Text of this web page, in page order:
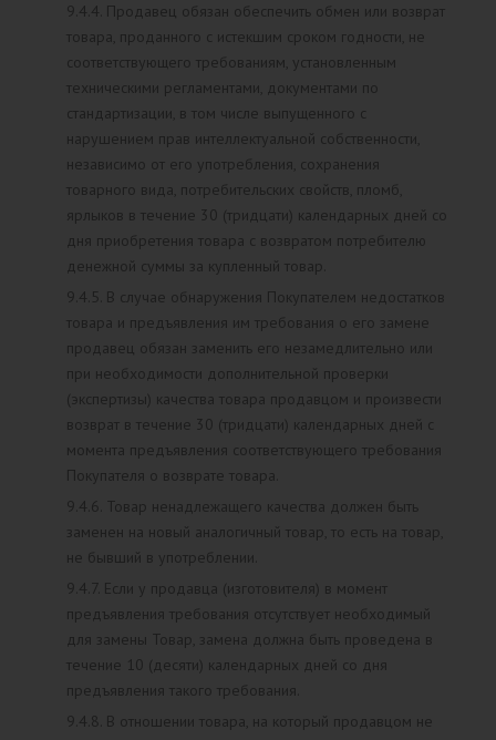
9.4.4. Продавец обязан обеспечить обмен или возврат
товара, проданного с истекшим сроком годности, не
соответствующего требованиям, установленным
техническими регламентами, документами по
стандартизации, в том числе выпущенного с
нарушением прав интеллектуальной собственности,
независимо от его употребления, сохранения
товарного вида, потребительских свойств, пломб,
ярлыков в течение 30 (тридцати) календарных дней со
дня приобретения товара с возвратом потребителю
денежной суммы за купленный товар.
9.4.5. В случае обнаружения Покупателем недостатков
товара и предъявления им требования о его замене
продавец обязан заменить его незамедлительно или
при необходимости дополнительной проверки
(экспертизы) качества товара продавцом и произвести
возврат в течение 30 (тридцати) календарных дней с
момента предъявления соответствующего требования
Покупателя о возврате товара.
9.4.6. Товар ненадлежащего качества должен быть
заменен на новый аналогичный товар, то есть на товар,
не бывший в употреблении.
9.4.7. Если у продавца (изготовителя) в момент
предъявления требования отсутствует необходимый
для замены Товар, замена должна быть проведена в
течение 10 (десяти) календарных дней со дня
предъявления такого требования.
9.4.8. В отношении товара, на который продавцом не